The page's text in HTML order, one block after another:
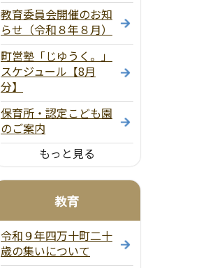
教育委員会開催のお知
らせ（令和８年８月）
町営塾「じゆうく。」
スケジュール【8月
分】
保育所・認定こども園
のご案内
もっと見る
教育
令和９年四万十町二十
歳の集いについて